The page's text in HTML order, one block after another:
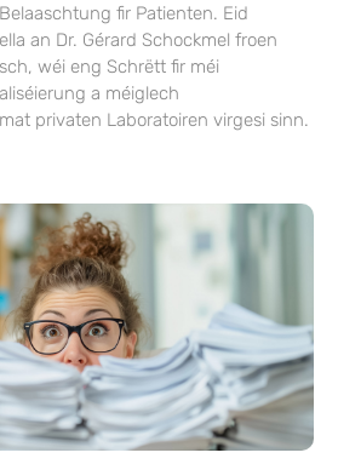
fir Patienten. Eid
an Dr. Gérard Schockmel froen
wéi eng Schrëtt fir méi
a méiglech
privaten Laboratoiren virgesi sinn.